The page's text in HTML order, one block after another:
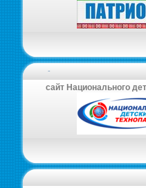
-
сайт Национального